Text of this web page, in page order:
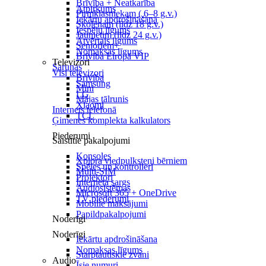
Brīvība + Neatkarība
Pirmklasniekam ( 6–8 g.v.)
Skolēnam (līdz 18 g.v.)
Jaunietim (līdz 24 g.v.)
Senioriem+
Brīvība Eiropā VIP
Sarunas
Brīvība
Mini
Mājas tālrunis
Internets telefonā
Ģimenes komplekta kalkulators
Saistītie pakalpojumi
Xplora viedpulksteņi bērniem
Multi-SIM
Interneta sargs
Microsoft 365 + OneDrive
Mobilie maksājumi
Papildpakalpojumi
Noderīgi
Starptautiskie zvani
Atpirkums
Iekārtu apdrošināšana
Iespēju līgums
Atvērtais līgums
Nomaksas līgums
Televizori
Visi televizori
Samsung
LG
Xiaomi
TCL
Piederumi
Konsoles
Spēles un kontrolieri
Projektori
Audiosistēmas
TV piederumi
Noderīgi
Iekārtu apdrošināšana
Nomaksas līgums
Audio